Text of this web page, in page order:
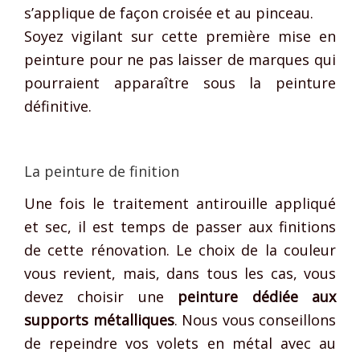
s’applique de façon croisée et au pinceau.
Soyez vigilant sur cette première mise en
peinture pour ne pas laisser de marques qui
pourraient apparaître sous la peinture
définitive.
La peinture de finition
Une fois le traitement antirouille appliqué
et sec, il est temps de passer aux finitions
de cette rénovation. Le choix de la couleur
vous revient, mais, dans tous les cas, vous
devez choisir une peinture dédiée aux
supports métalliques. Nous vous conseillons
de repeindre vos volets en métal avec au